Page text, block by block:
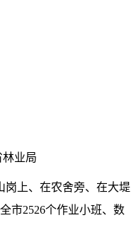
林业局
岗上、在农舍旁、在大堤
市2526个作业小班、数